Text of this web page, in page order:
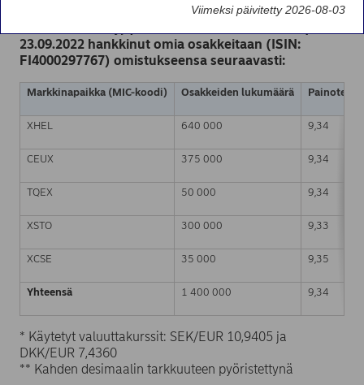
23.09.2022 hankkinut omia osakkeitaan (ISIN:
FI4000297767) omistukseensa seuraavasti:
Markkinapaikka (MIC-koodi) Osakkeiden lukumäärä Painotettu
XHEL 640 000 9,34
CEUX 375 000 9,34
TQEX 50 000 9,34
XSTO 300 000 9,33
XCSE 35 000 9,35
Yhteensä 1 400 000 9,34
* Käytetyt valuuttakurssit: SEK/EUR 10,9405 ja
DKK/EUR 7,4360
** Kahden desimaalin tarkkuuteen pyöristettynä
Viimeksi päivitetty 2026-08-03